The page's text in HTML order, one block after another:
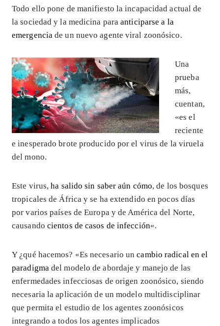
Todo ello pone de manifiesto la incapacidad actual de
la sociedad y la medicina paraanticiparse a la
emergencia de un nuevo agente viral zoonósico.
Una
prueba
más,
cuentan,
«es el
reciente
e inesperado brote producido por el virus de la viruela
del mono.
Este virus,ha salido sin saber aún cómo, de los bosques
tropicales de África y se ha extendido en pocos días
por varios países de Europa y de América del Norte,
causando cientos de casos de infección«.
Y ¿qué hacemos? «Es necesario uncambio radical en el
paradigma del modelo de abordaje y manejo de las
enfermedades infecciosas de origen zoonósico, siendo
necesaria la aplicación de un modelo multidisciplinar
que permita el estudio de los agentes zoonósicos
integrando a todos los agentes implicados